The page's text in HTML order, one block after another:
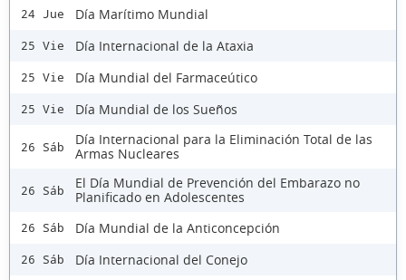
24 Jue Día Marítimo Mundial
25 Vie Día Internacional de la Ataxia
25 Vie Día Mundial del Farmaceútico
25 Vie Día Mundial de los Sueños
26 Sáb
Día Internacional para la Eliminación Total de las
Armas Nucleares
26 Sáb
El Día Mundial de Prevención del Embarazo no
Planificado en Adolescentes
26 Sáb Día Mundial de la Anticoncepción
26 Sáb Día Internacional del Conejo